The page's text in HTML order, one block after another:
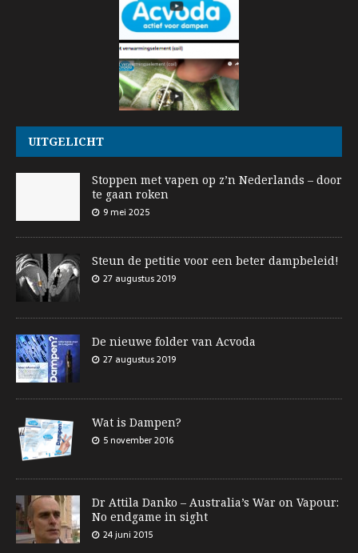
UITGELICHT
Stoppen met vapen op z’n Nederlands – door
te gaan roken
9 mei 2025
Steun de petitie voor een beter dampbeleid!
27 augustus 2019
De nieuwe folder van Acvoda
27 augustus 2019
Wat is Dampen?
5 november 2016
Dr Attila Danko – Australia’s War on Vapour:
No endgame in sight
24 juni 2015